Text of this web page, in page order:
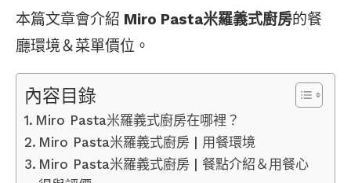
本篇文章會介紹 Miro Pasta米羅義式廚房的餐
廳環境＆菜單價位。
內容目錄
Miro Pasta米羅義式廚房在哪裡？
Miro Pasta米羅義式廚房 | 用餐環境
Miro Pasta米羅義式廚房 | 餐點介紹＆用餐心